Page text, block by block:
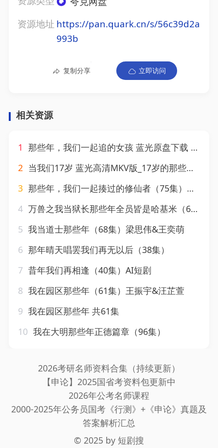
资源地址 https://pan.quark.cn/s/56c39d2a
993b
复制分享 立即访问
相关资源
1 那些年，我们一起追的女孩 蓝光原盘下载 高清MKV版_You Are the Apple of My Eye 2011 那些年，我們一起追的女孩 38.6G
2 当我们17岁 蓝光高清MKV版_17岁的那些年(港) _ Being 17 _ 年方十七(台) 2016 Quand on a 17 ans 7.7G
3 那些年，我们一起揍过的修仙者（75集）马佑薇&郭浩铭
4 万兽之我当狱长那些年全员皆是哈基米（65集）
5 我当道士那些年（68集）梁思伟&王奕萌
6 那年晴天唱罢我们再无以后（38集）
7 昔年我们再相逢（40集）AI短剧
8 我在园区那些年（61集）王振宇&汪芷萱
9 我在园区那些年 共61集
10 我在大明那些年正德篇章（96集）
2026考研名师资料合集（持续更新）
【申论】2025国省考资料包更新中
2026年公考名师课程
2000-2025年公务员国考《行测》+《申论》真题及
答案解析汇总
© 2025 by 短剧搜